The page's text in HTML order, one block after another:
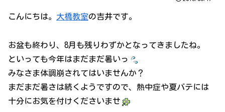
こんにちは。 大橋教室の吉井です。
お盆も終わり、8月も残りわずかとなってきましたね。
といっても今年はまだまだ暑いっ
みなさま体調崩されてはいませんか？
まだまだ暑さは続くようですので、熱中症や夏バテには
十分にお気を付けくださいませ